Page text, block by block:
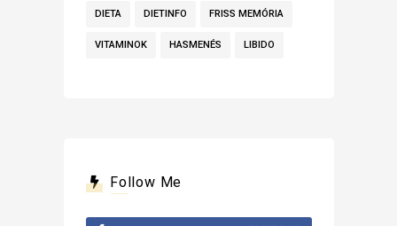
DIETA DIETINFO FRISS MEMÓRIA
VITAMINOK HASMENÉS LIBIDO
Follow Me